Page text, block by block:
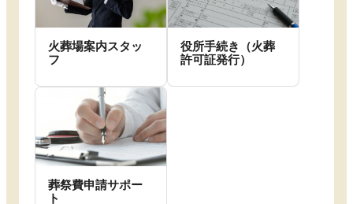
火葬場案内スタッ
フ
役所手続き（火葬
許可証発行）
葬祭費申請サポー
ト